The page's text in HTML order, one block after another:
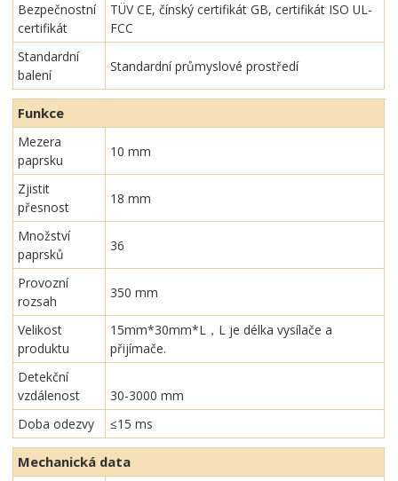
Bezpečnostní
certifikát
TÜV CE, čínský certifikát GB, certifikát ISO UL-
FCC
Standardní
balení
Standardní průmyslové prostředí
Funkce
Mezera
paprsku
10 mm
Zjistit
přesnost
18 mm
Množství
paprsků
36
Provozní
rozsah
350 mm
Velikost
produktu
15mm*30mm*L，L je délka vysílače a
přijímače.
Detekční
vzdálenost
30-3000 mm
Doba odezvy
≤15 ms
Mechanická data